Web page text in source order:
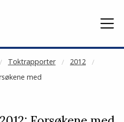
Toktrapporter
2012
med